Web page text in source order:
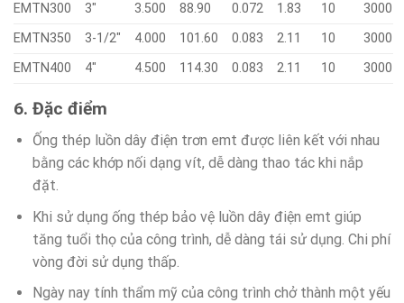
EMTN300
3″ 3.500 88.90 0.072 1.83 10
3000
EMTN350
3-1/2″ 4.000 101.60 0.083 2.11 10
3000
EMTN400
4″ 4.500 114.30 0.083 2.11 10 3000
6. Đặc điểm
Ống thép luồn dây điện trơn emt được liên kết với nhau
bằng các khớp nối dạng vít, dễ dàng thao tác khi nắp
đặt.
Khi sử dụng ống thép bảo vệ luồn dây điện emt giúp
tăng tuổi thọ của công trình, dễ dàng tái sử dụng. Chi phí
vòng đời sử dụng thấp.
Ngày nay tính thẩm mỹ của công trình chở thành một yếu